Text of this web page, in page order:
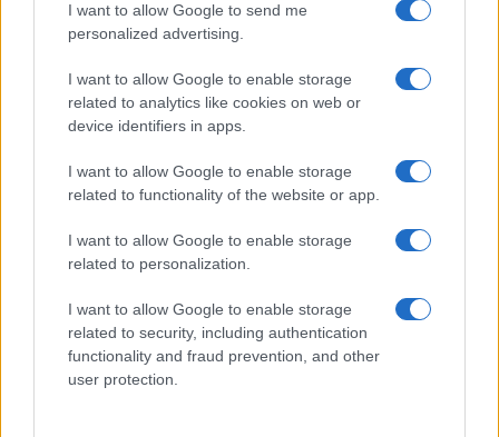
I want to allow Google to send me
personalized advertising.
I want to allow Google to enable storage
related to analytics like cookies on web or
device identifiers in apps.
I want to allow Google to enable storage
related to functionality of the website or app.
I want to allow Google to enable storage
related to personalization.
I want to allow Google to enable storage
related to security, including authentication
functionality and fraud prevention, and other
user protection.
anche se Trump lo facesse, i sondaggi lo
darebbero come un
concorrente temibile di
Trump . De Santis – è vero – ha rischiato andando
contro la corrente, ma nelle sue conferenze
stampa ha sempre detto che gli esperti e
scienziati che consultava indicavano chelasciar
circolare il virus, proteggendo i fragili, era la
strategia corretta
. Perché in questo modo la
grande maggioranza della popolazione si
fatto per tutti i virus, dove chi non è a rischio se lo
prende si immunizza e contribuisce a bloccare la
diffusione del virus.